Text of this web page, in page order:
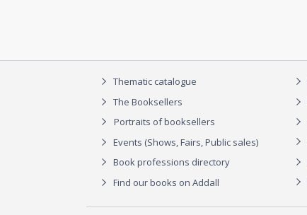
Thematic catalogue
The Booksellers
Portraits of booksellers
Events (Shows, Fairs, Public sales)
Book professions directory
Find our books on Addall